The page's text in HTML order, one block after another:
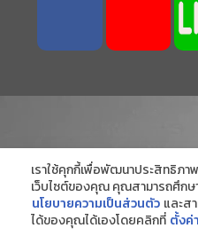
เราใช้คุกกี้เพื่อพัฒนาประสิทธิภา
เว็บไซต์ของคุณ คุณสามารถศึกษ
นโยบายความเป็นส่วนตัว และส
ได้ของคุณได้เองโดยคลิกที่ ตั้งค่า